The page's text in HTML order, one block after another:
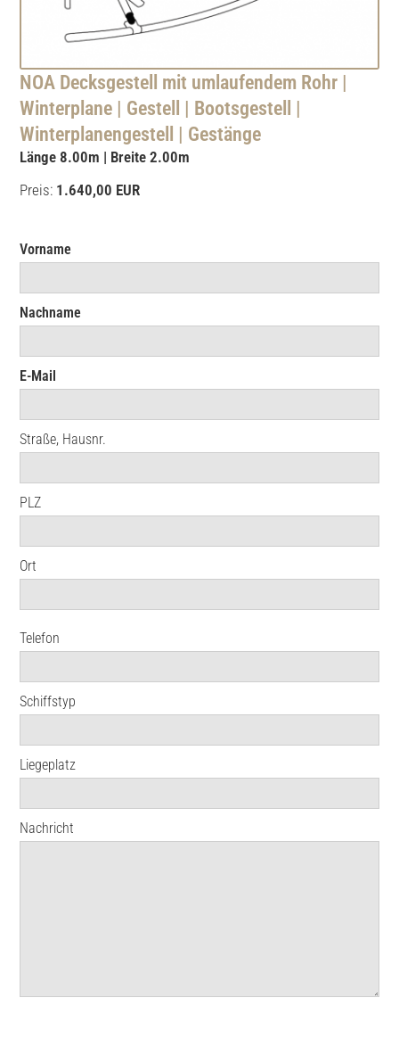
NOA Decksgestell mit umlaufendem Rohr |
Winterplane | Gestell | Bootsgestell |
Winterplanengestell | Gestänge
Länge 8.00m | Breite 2.00m
Preis: 1.640,00 EUR
Vorname
Nachname
E-Mail
Straße, Hausnr.
PLZ
Ort
Telefon
Schiffstyp
Liegeplatz
Nachricht